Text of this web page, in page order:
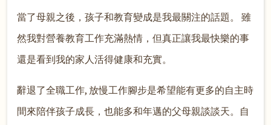
當了母親之後，孩子和教育變成是我最關注的話題。 雖
然我對營養教育工作充滿熱情，但真正讓我最快樂的事
還是看到我的家人活得健康和充實。
辭退了全職工作, 放慢工作腳步是希望能有更多的自主時
間來陪伴孩子成長，也能多和年邁的父母親談談天。自